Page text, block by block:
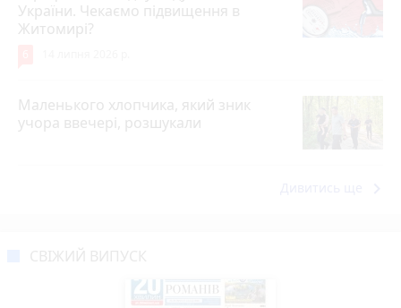
України. Чекаємо підвищення в
Житомирі?
Маленького хлопчика, який зник
учора ввечері, розшукали